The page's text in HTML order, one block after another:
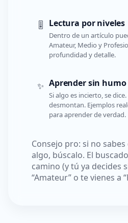
🎚️ Lectura por niveles
Dentro de un artículo
Amateur, Medio y
profundidad y detalle.
✨ Aprender sin humo
Si algo es incierto, se
desmontan. Ejemplos
para aprender de verdad.
Consejo pro: si no
algo, búscalo. El
camino (y tú ya decides
“Amateur” o te vienes a